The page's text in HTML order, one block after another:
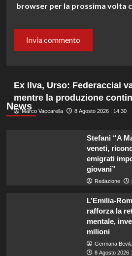
browser per la prossima volta
News
Ex Ilva, Urso: Federacciai
mentre la produzione
Marco Vaccarella 8 Agosto 2026 : 14:30
Stefani “A
veneti,
emigrati
giovani”
Redazione
L’Emilia-
rafforza la
mentale,
milioni
Germana
8 Agosto 2026